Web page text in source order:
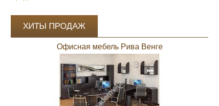
ХИТЫ ПРОДАЖ
Офисная мебель Рива Венге